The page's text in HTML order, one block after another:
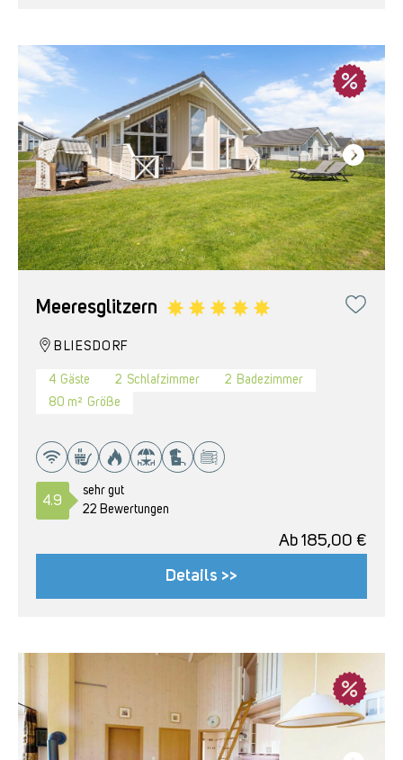
Meeresglitzern
BLIESDORF
4 Gäste 2 Schlafzimmer 2 Badezimmer
80 m² Größe
4.9
sehr gut
22 Bewertungen
Ab 185,00 €
Details >>